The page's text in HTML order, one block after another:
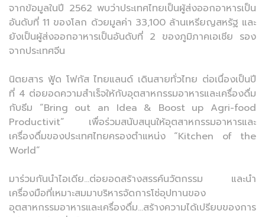
จากข้อมูลในปี 2562 พบว่าประเทศไทยเป็นผู้ส่งออกอาหารเป็น
อันดับที่ 11 ของโลก ด้วยมูลค่า 33,100 ล้านเหรียญสหรัฐ และ
ยังเป็นผู้ส่งออกอาหารเป็นอันดับที่ 2 ของภูมิภาคเอเชีย รอง
จากประเทศจีน
นิตยสาร ฟู้ด โฟกัส ไทยแลนด์ เดินสายทั่วไทย ต่อเนื่องเป็นปี
ที่ 4 ต่อยอดความสำเร็จให้กับอุตสาหกรรมอาหารและเครื่องดื่ม
กับธีม “Bring out an Idea & Boost up Agri-food
Productivit” เพื่อร่วมสนับสนุนให้อุตสาหกรรมอาหารและ
เครื่องดื่มของประเทศไทยครองตำแหน่ง “Kitchen of the
World”
มาร่วมกันนำไอเดีย…ต่อยอดสร้างสรรค์นวัตกรรม และนำ
เครื่องมือที่เหมาะสมมาบริหารจัดการโซ่อุปทานของ
อุตสาหกรรมอาหารและเครื่องดื่ม…สร้างความได้เปรียบของการ